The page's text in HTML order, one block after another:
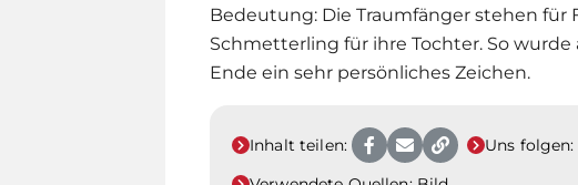
Bedeutung: Die Traumfänger stehen für
Schmetterling für ihre Tochter. So
Ende ein sehr persönliches Zeichen.
Inhalt teilen: Uns folgen: